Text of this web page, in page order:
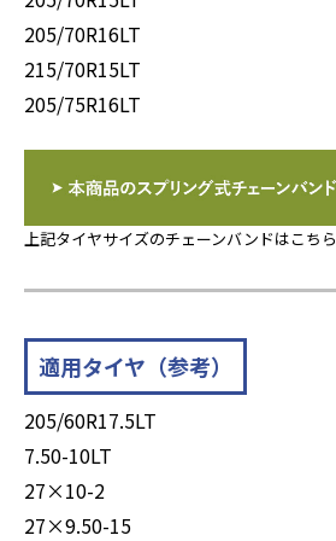
205/70R16LT
215/70R15LT
205/75R16LT
上記タイヤサイズのチェーンバンドはこちら
適用タイヤ（参考）
205/60R17.5LT
7.50-10LT
27×10-2
27×9.50-15